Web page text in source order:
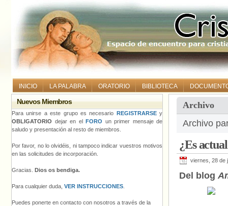
INICIO LA PALABRA ORATORIO BIBLIOTECA
Archivo
Archivo
¿Es
viernes, 28 de
Del blog
Nuevos Miembros
Para unirse a este grupo es necesario REGISTRARSEy
OBLIGATORIO dejar en el FORO un primer mensaje de
saludo y presentación al resto de miembros.
Por favor, no lo olvidéis, ni tampoco indicar vuestros motivos
en las solicitudes de incorporación.
Gracias. Dios os bendiga.
Para cualquier duda, VER INSTRUCCIONES
Puedes ponerte en contacto con nosotros a través de la